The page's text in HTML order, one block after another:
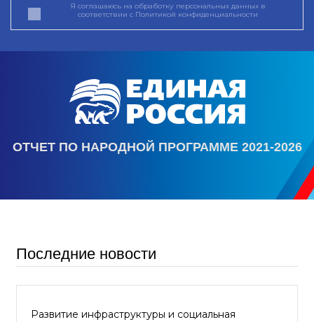
Я соглашаюсь на обработку персональных данных в
соответствии с Политикой конфиденциальности
ОТЧЕТ ПО НАРОДНОЙ ПРОГРАММЕ 2021-2026
Последние новости
Развитие инфраструктуры и социальная